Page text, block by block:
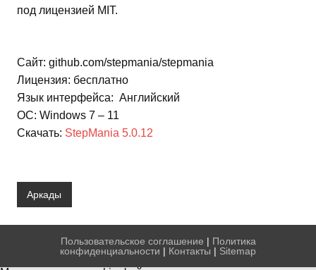
под лицензией MIT.
Сайт: github.com/stepmania/stepmania
Лицензия: бесплатно
Язык интерфейса: Английский
ОС: Windows 7 – 11
Скачать: StepMania 5.0.12
Аркады
Пользовательское соглашение | Политика
конфиденциальности | Контакты | Sitemap